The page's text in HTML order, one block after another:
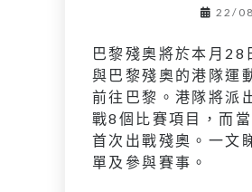
22/
巴黎殘奧將於本月28
與巴黎殘奧的港隊運
前往巴黎。港隊將派
戰8個比賽項目，而
首次出戰殘奧。一文
單及參與賽事。